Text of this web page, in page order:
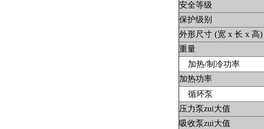
安全等级
保护级别
外形尺寸 (宽 x 长 x 高)
重量
加热/制冷功率
加热功率
循环泵
压力泵zui大值
吸收泵zui大值